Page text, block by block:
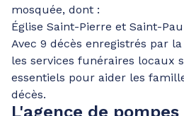
mosquée, dont :
Église Saint-Pierre et Saint-
Avec 9 décès enregistrés par
les services funéraires locaux
essentiels pour aider les
décès.
L'agence de